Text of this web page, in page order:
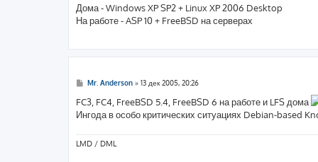
о
б
щ
и
е
Дома - Windows XP SP2 + Linux XP 2006 Desktop
На работе - ASP 10 + FreeBSD на серверах
С
о
б
щ
н
и
Mr. Anderson» 13 дек 2005, 20:26
FC3, FC4, FreeBSD 5.4, FreeBSD 6 на работе и LFS дома
Ингода в особо критических ситуациях Debian-based
LMD / DML